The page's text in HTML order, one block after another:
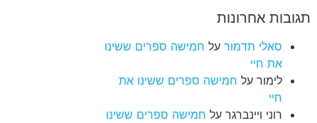
תגובות אחרונות
סאלי תדמורעל חמישה ספרים ששינו
את חיי
לימורעל חמישה ספרים ששינו את
חיי
רוני ויינברגרעל חמישה ספרים ששינו